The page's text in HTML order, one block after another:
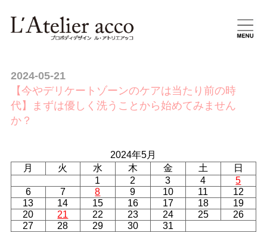
2024-05-21
【今やデリケートゾーンのケアは当たり前の時
代】まずは優しく洗うことから始めてみません
か？
2024年5月
月
火 水 木 金 土
日
1
2 3 4
5
6
7 8 9 10 11
12
13
14 15 16 17 18
19
20
21 22 23 24 25
26
27
28 29 30
31